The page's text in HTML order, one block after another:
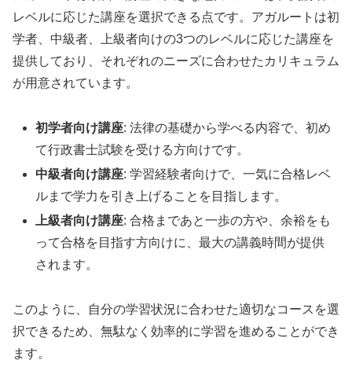
レベルに応じた講座を選択できる点です。アガルートは初
学者、中級者、上級者向けの3つのレベルに応じた講座を
提供しており、それぞれのニーズに合わせたカリキュラム
が用意されています。
初学者向け講座: 法律の基礎から学べる内容で、初め
て行政書士試験を受ける方向けです。
中級者向け講座: 学習経験者向けで、一気に合格レベ
ルまで学力を引き上げることを目指します。
上級者向け講座: 合格まであと一歩の方や、余裕をも
って合格を目指す方向けに、最大の講義時間が提供
されます。
このように、自分の学習状況に合わせた適切なコースを選
択できるため、無駄なく効率的に学習を進めることができ
ます。